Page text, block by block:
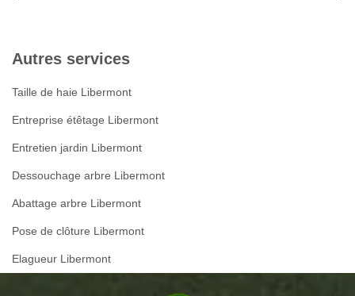
Autres services
Taille de haie Libermont
Entreprise étêtage Libermont
Entretien jardin Libermont
Dessouchage arbre Libermont
Abattage arbre Libermont
Pose de clôture Libermont
Elagueur Libermont